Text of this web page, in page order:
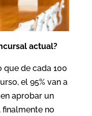
actual?
que de cada 100
el 95% van a
aprobar un
finalmente no